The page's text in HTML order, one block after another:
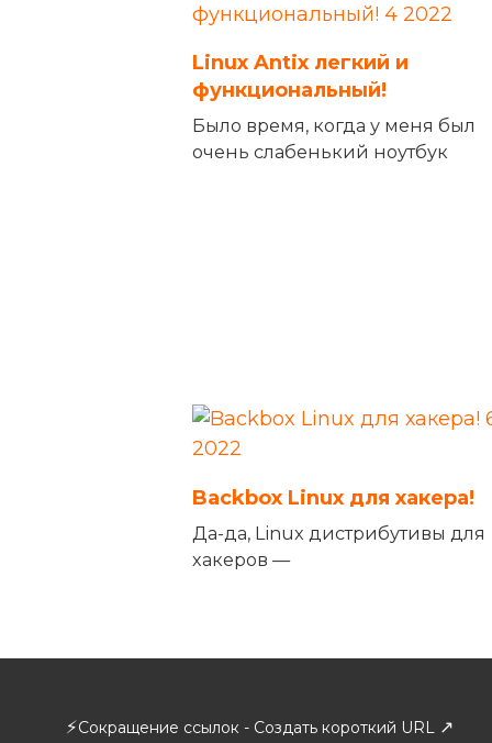
Linux Antix легкий и
функциональный!
Было время, когда у меня был
очень слабенький ноутбук
Backbox Linux для хакера!
Да-да, Linux дистрибутивы для
хакеров —
⚡Сокращение ссылок - Создать короткий URL ↗